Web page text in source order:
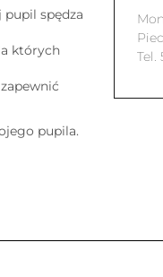
pupil spędza
których
pupila.
Tel.